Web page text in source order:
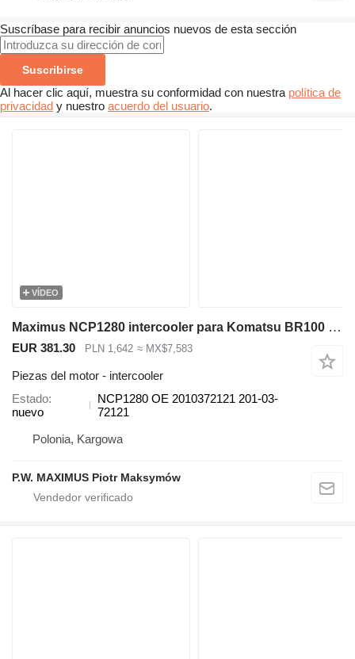
Suscríbase para recibir anuncios nuevos de esta sección
Suscribirse
Al hacer clic aquí, muestra su conformidad con nuestra política de
privacidad y nuestro acuerdo del usuario.
VÍDEO
Maximus NCP1280 intercooler para Komatsu BR100 BA100 PC60 excavadora
EUR 381.30 PLN 1,642 ≈ MX$7,583
Piezas del motor - intercooler
Estado
nuevo
NCP1280 OE 2010372121 201-03-
72121
Polonia, Kargowa
P.W. MAXIMUS Piotr Maksymów